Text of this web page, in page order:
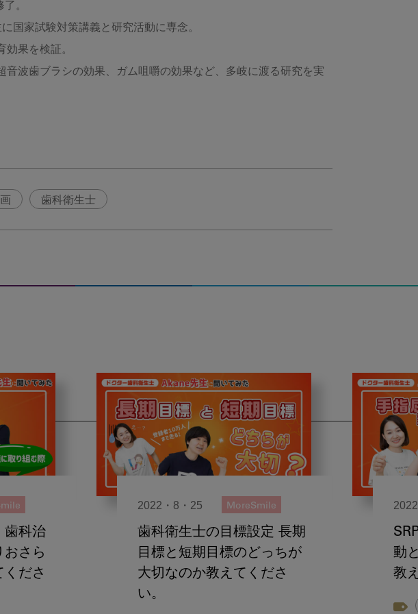
。
国家試験対策講義と研究活動に専念。
果を検証。
波歯ブラシの効果、ガム咀嚼の効果など、多岐に渡る研究を実
歯科衛生士
歯科治
おさら
ださ
2022・8・25 MoreSmile
歯科衛生士の目標設定 長期
目標と短期目標のどっちが
大切なのか教えてくださ
い。
動
教